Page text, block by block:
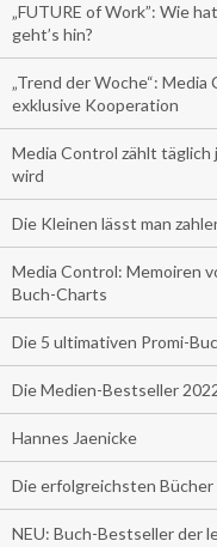
„FUTURE of Work”: Wie
geht’s hin?
„Trend der Woche“:
exklusive Kooperation
Media Control zählt täglich
wird
Die Kleinen lässt man
Media Control: Memoiren
Buch-Charts
Die 5 ultimativen Promi-
Die Medien-Bestseller
Hannes Jaenicke
Die erfolgreichsten
NEU: Buch-Bestseller der